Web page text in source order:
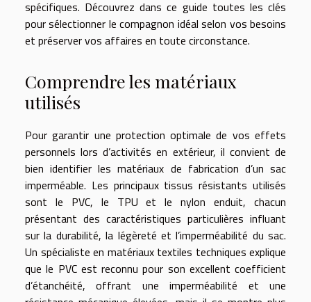
spécifiques. Découvrez dans ce guide toutes les clés
pour sélectionner le compagnon idéal selon vos besoins
et préserver vos affaires en toute circonstance.
Comprendre les matériaux
utilisés
Pour garantir une protection optimale de vos effets
personnels lors d’activités en extérieur, il convient de
bien identifier les matériaux de fabrication d’un sac
imperméable. Les principaux tissus résistants utilisés
sont le PVC, le TPU et le nylon enduit, chacun
présentant des caractéristiques particulières influant
sur la durabilité, la légèreté et l’imperméabilité du sac.
Un spécialiste en matériaux textiles techniques explique
que le PVC est reconnu pour son excellent coefficient
d’étanchéité, offrant une imperméabilité et une